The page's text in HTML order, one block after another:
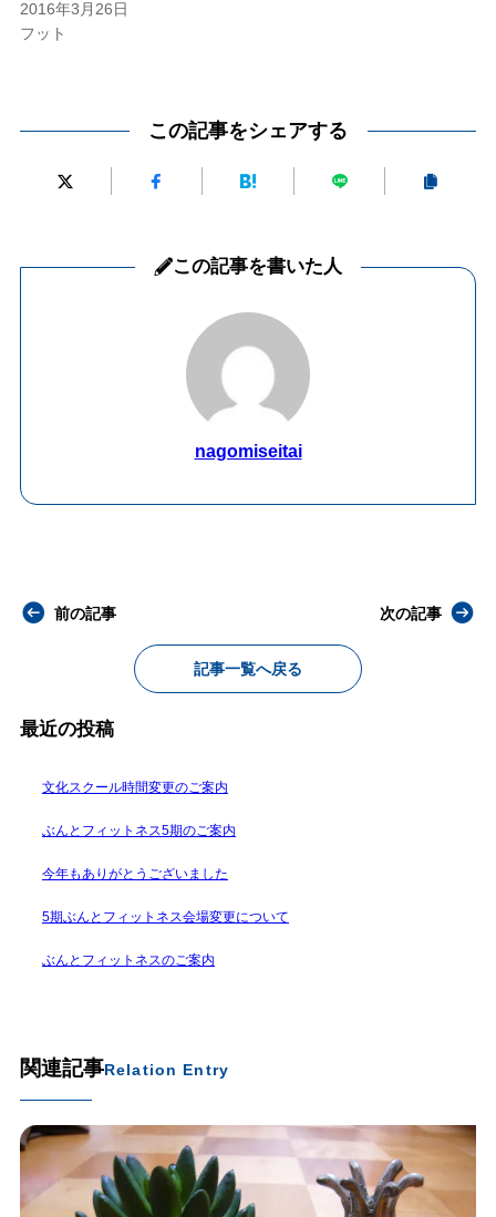
2016年3月26日
フット
この記事をシェアする
この記事を書いた人
nagomiseitai
前の記事
記事一覧へ戻る
次の記事
最近の投稿
文化スクール時間変更のご案内
ぶんとフィットネス5期のご案内
今年もありがとうございました
5期ぶんとフィットネス会場変更について
ぶんとフィットネスのご案内
関連記事Relation Entry